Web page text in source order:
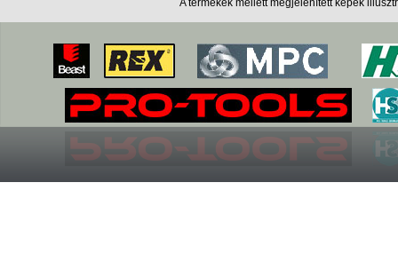
A termékek mellett megjelenített képek